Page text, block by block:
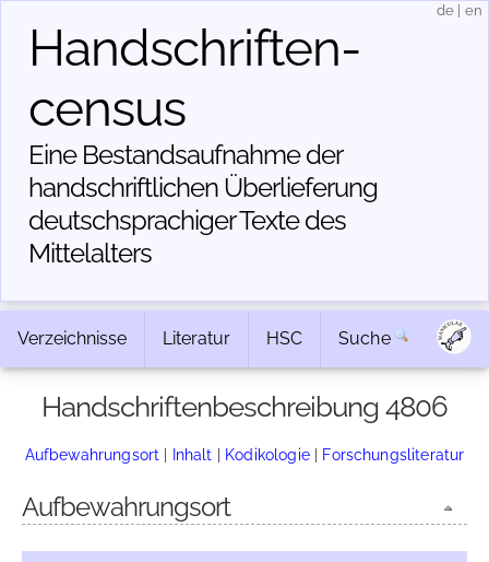
Handschriften­
census
Eine Bestandsaufnahme der
handschriftlichen Über­lieferung
deutschsprachiger Texte des
Mittelalters
de en
Verzeichnisse Literatur HSC Suche
Handschriftenbeschreibung 4806
Aufbewahrungsort | Inhalt | Kodikologie| Forschungsliteratur
Aufbewahrungsort